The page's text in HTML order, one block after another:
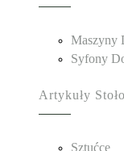
Maszyny
Syfony
Artykuły
Sztućce